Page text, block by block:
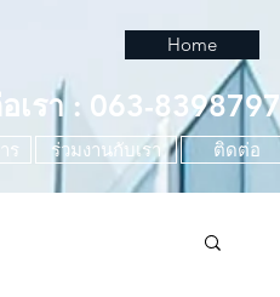
Home
เรา : 063-8398797
ร ร่วมงานกับเรา ติดต่อ